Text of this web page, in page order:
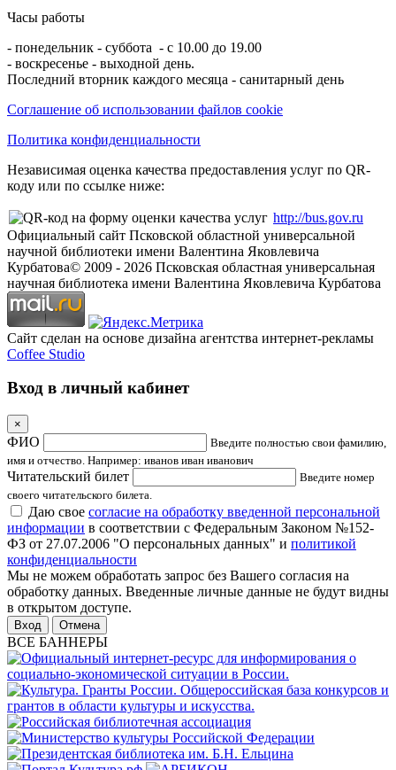
Часы работы
- понедельник - суббота - с 10.00 до 19.00
- воскресенье - выходной день.
Последний вторник каждого месяца - санитарный день
Соглашение об использовании файлов cookie
Политика конфиденциальности
Независимая оценка качества предоставления услуг по QR-
коду или по ссылке ниже:
http://bus.gov.ru
Официальный сайт Псковской областной универсальной
научной библиотеки имени Валентина Яковлевича
Курбатова© 2009 - 2026 Псковская областная универсальная
научная библиотека имени Валентина Яковлевича Курбатова
Сайт сделан на основе дизайна агентства интернет-рекламы
Coffee Studio
Вход в личный кабинет
×
ФИО
Введите полностью свои фамилию,
имя и отчество. Например: иванов иван иванович
Читательский билет
Введите номер
своего читательского билета.
Даю свое согласие на обработку введенной персональной
информации в соответствии с Федеральным Законом №152-
ФЗ от 27.07.2006 "О персональных данных" и политикой
конфиденциальности
Мы не можем обработать запрос без Вашего согласия на
обработку данных. Введенные личные данные не будут видны
в открытом доступе.
Отмена
ВСЕ БАННЕРЫ